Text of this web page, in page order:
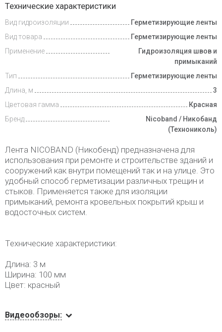
Доставка
и оплата
Технические характеристики
Вид гидроизоляции
Герметизирующие ленты
Вид товара
Герметизирующие ленты
Применение
Гидроизоляция швов и
примыканий
Тип
Герметизирующие ленты
Длина, м
3
Цветовая гамма
Красная
Бренд
Nicoband / Никобанд
(Технониколь)
Лента NICOBAND (Никобенд) предназначена для
использования при ремонте и строительстве зданий и
сооружений как внутри помещений так и на улице. Это
удобный способ герметизации различных трещин и
стыков. Применяется также для изоляции
примыканий, ремонта кровельных покрытий крыш и
водосточных систем.
Технические характеристики:
Длина: 3 м
Ширина: 100 мм
Цвет: красный
Видеообзоры: